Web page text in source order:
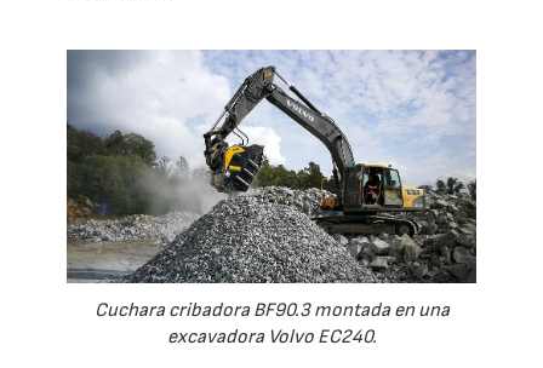
Cuchara cribadora BF90.3 montada en una
excavadora Volvo EC240.